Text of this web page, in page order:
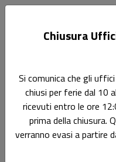
1944:
fine della
Chiusura
Si comunica che gli
chiusi per ferie dal 10
ricevuti entro le ore
prima della chiusura.
verranno evasi a partire